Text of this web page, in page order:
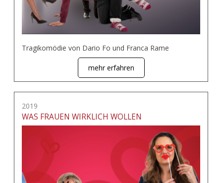
Tragikomödie von Dario Fo und Franca Rame
mehr erfahren
2019
WAS FRAUEN WIRKLICH WOLLEN